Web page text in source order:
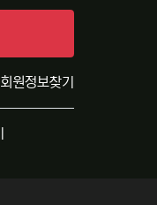
회원정보찾기